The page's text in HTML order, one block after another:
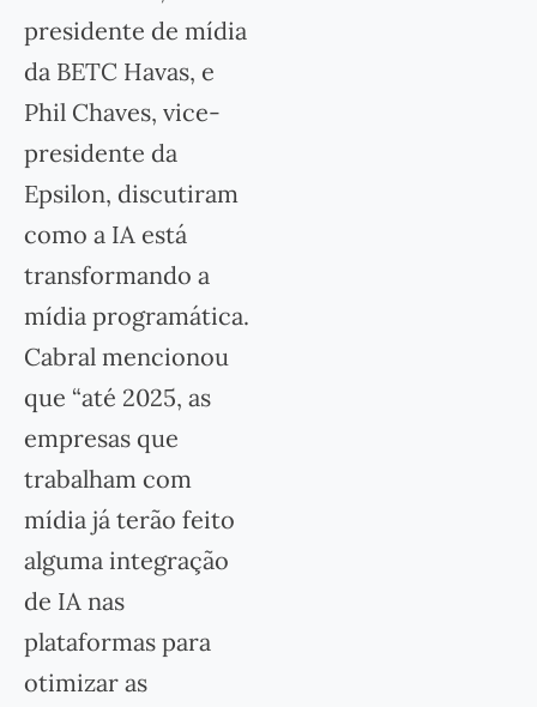
presidente de mídia
da BETC Havas, e
Phil Chaves, vice-
presidente da
Epsilon, discutiram
como a IA está
transformando a
mídia programática.
Cabral mencionou
que “até 2025, as
empresas que
trabalham com
mídia já terão feito
alguma integração
de IA nas
plataformas para
otimizar as